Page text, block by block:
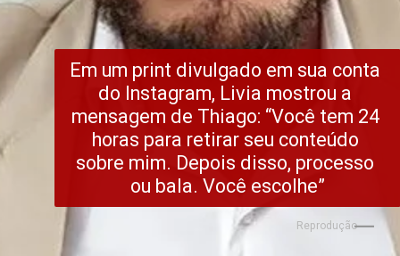
Em um print divulgado em sua conta
do Instagram, Livia mostrou a
mensagem de Thiago: “Você tem 24
horas para retirar seu conteúdo
sobre mim. Depois disso, processo
ou bala. Você escolhe”
Reprodução